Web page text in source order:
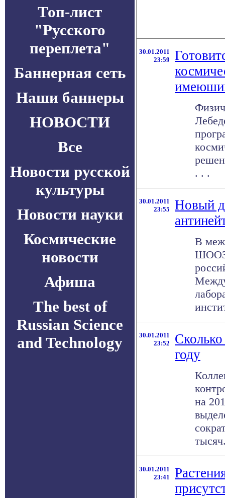
Топ-лист
"Русского
переплета"
Баннерная сеть
Наши баннеры
НОВОСТИ
Все
Новости русской
культуры
Новости науки
Космические
новости
Афиша
The best of
Russian Science
and Technology
30.01.2011
23:59
. . .
30.01.2011
23:55
Новый
В
30.01.2011
23:52
году
на
30.01.2011
23:41